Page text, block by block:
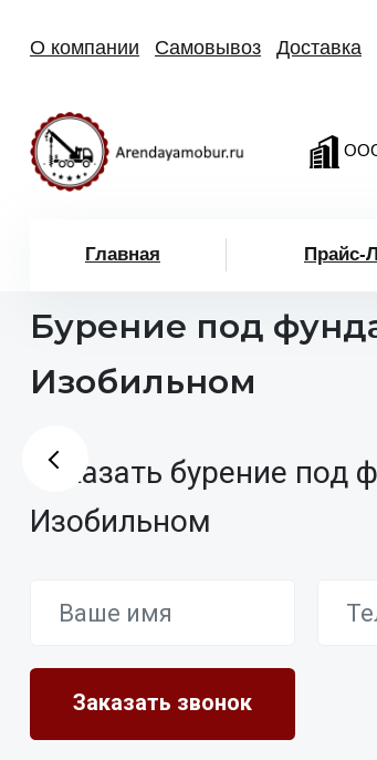
О компании Самовывоз Доставка
Главная Прайс-
Бурение под
Изобильном
Заказать бурение под
Изобильном